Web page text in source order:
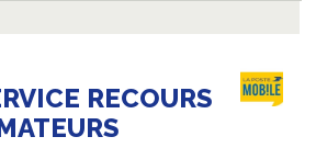
RECOURS